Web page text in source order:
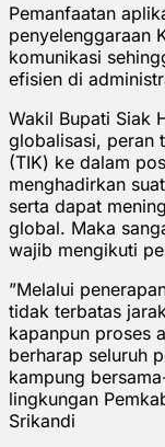
Pemanfaatan
penyelenggaraan
komunikasi
efisien di
Wakil Bupati Siak
globalisasi, peran
(TIK) ke dalam
menghadirkan
serta dapat
global. Maka
wajib mengikuti
”Melalui
tidak terbatas
kapanpun proses
berharap seluruh
kampung
lingkungan
Srikandi